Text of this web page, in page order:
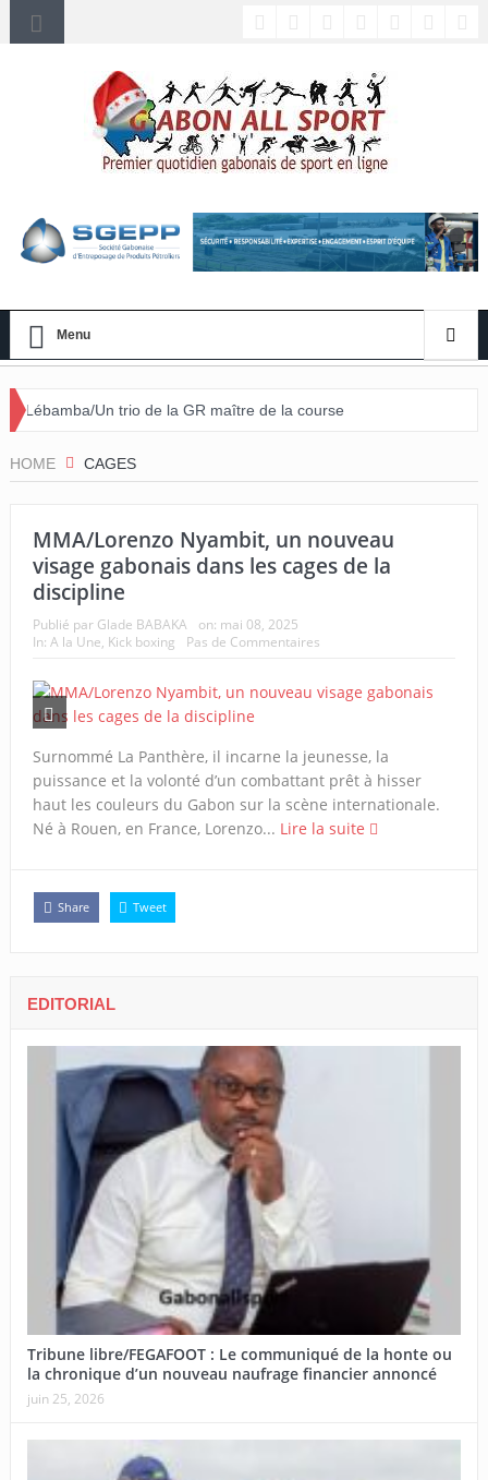
Menu
de la GR maître de la course
HOME CAGES
MMA/Lorenzo Nyambit, un nouveau
visage gabonais dans les cages de la
discipline
Publié par Glade BABAKA on: mai 08, 2025
In: A la Une, Kick boxing Pas de Commentaires
Surnommé La Panthère, il incarne la jeunesse, la
puissance et la volonté d’un combattant prêt à hisser
haut les couleurs du Gabon sur la scène internationale.
Né à Rouen, en France, Lorenzo... Lire la suite
Share Tweet
EDITORIAL
Tribune libre/FEGAFOOT : Le communiqué de la honte ou
la chronique d’un nouveau naufrage financier annoncé
juin 25, 2026